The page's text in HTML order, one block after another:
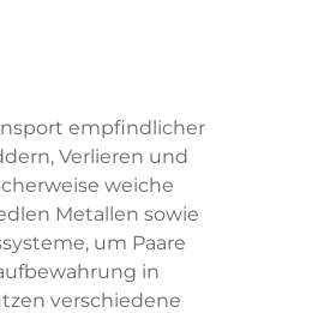
empfindlicher
Verlieren und
weiche
Metallen sowie
um Paare
in
verschiedene